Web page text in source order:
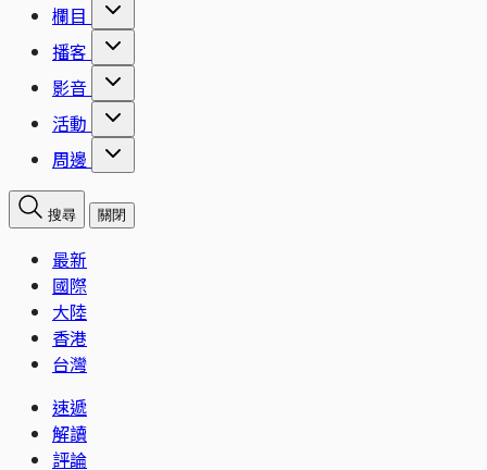
欄目
播客
影音
活動
周邊
搜尋 關閉
最新
國際
大陸
香港
台灣
速遞
解讀
評論